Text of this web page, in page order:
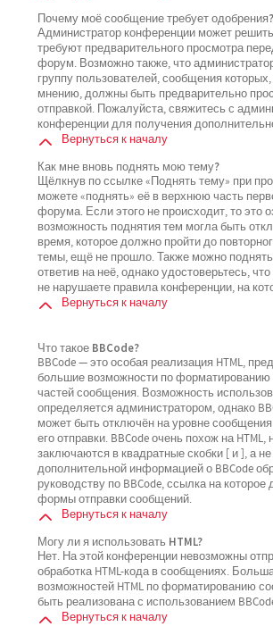
Почему моё сообщение требует одобрения?
Администратор конференции может
требуют предварительного просмотра
форум. Возможно также, что
группу пользователей, сообщения
мнению, должны быть предварительно
отправкой. Пожалуйста, свяжитесь с
конференции для получения
Вернуться к началу
Как мне вновь поднять мою тему?
Щёлкнув по ссылке «Поднять тему» при
можете «поднять» её в верхнюю часть
форума. Если этого не происходит, то это
возможность поднятия тем могла быть
время, которое должно пройти до
темы, ещё не прошло. Также можно
ответив на неё, однако удостоверьтесь,
не нарушаете правила конференции, на
Вернуться к началу
Что такое BBCode?
BBCode — это особая реализация HTML,
большие возможности по форматированию
частей сообщения. Возможность
определяется администратором, однако
может быть отключён на уровне
его отправки. BBCode очень похож на HTML,
заключаются в квадратные скобки [ и ], а не
дополнительной информацией о BBCode
руководству по BBCode, ссылка на которое
формы отправки сообщений.
Вернуться к началу
Могу ли я использовать HTML?
Нет. На этой конференции невозможны
обработка HTML-кода в сообщениях.
возможностей HTML по форматированию
быть реализована с использованием
Вернуться к началу